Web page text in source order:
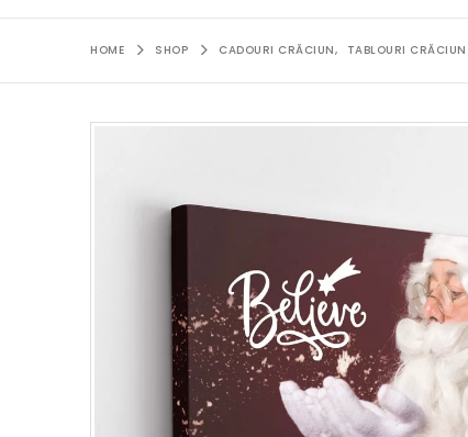
HOME SHOP CADOURI CRĂCIUN, TABLOURI CRĂCIUN